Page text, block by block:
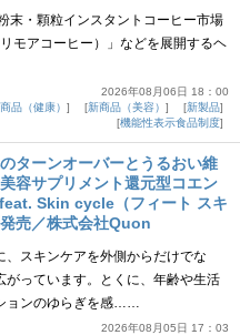
末・顆粒インスタントコーヒー市場
モアコーヒー）」などを展開するヘ
2026年08月06日 18：00
品（健康） 新商品（美容）
新製品
機能性表示食品制度
ターンオーバーとうるおい維
容サプリメント還元型コエン
Skin cycle（フィート スキ
売／株式会社Quon
スキンケアを外側からだけでな
がっています。とくに、年齢や生活
ョンのゆらぎを感……
2026年08月05日 17：03